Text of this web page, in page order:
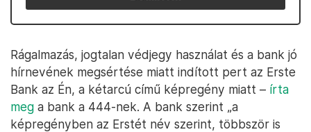
Rágalmazás, jogtalan védjegy használat és a bank jó
hírnevének megsértése miatt indított pert az Erste
Bank az Én, a kétarcú című képregény miatt – írta
meg a bank a 444-nek. A bank szerint „a
képregényben az Erstét név szerint, többször is